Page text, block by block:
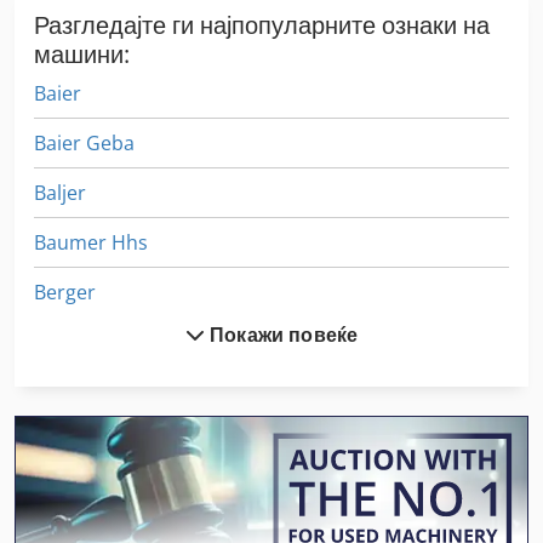
Разгледајте ги најпопуларните ознаки на
машини:
Baier
Baier Geba
Baljer
Baumer Hhs
Berger
Bmg
Boehringer
Покажи повеќе